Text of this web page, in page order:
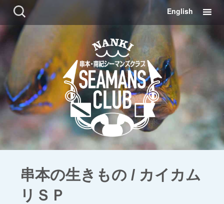
検
索:
コ
ン
ツ
に
English
串本の生きもの / カイカム
リＳＰ